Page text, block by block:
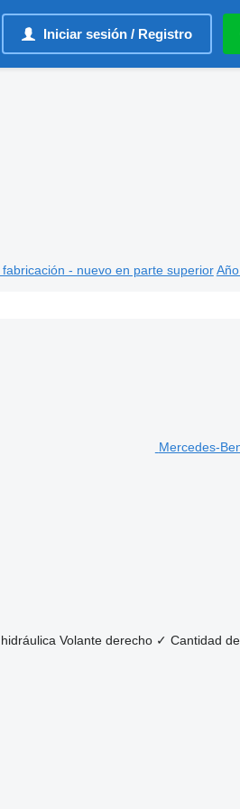
Iniciar sesión / Registro
- nuevo en parte superior
Mercedes-
hidráulica Volante derecho ✓ Cantidad